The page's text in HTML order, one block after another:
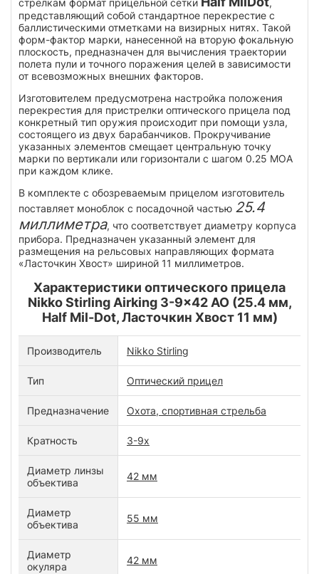
стрелкам формат прицельной сетки
,
представляющий собой стандартное перекрестие с
баллистическими отметками на визирных нитях. Такой
форм-фактор марки, нанесенной на вторую фокальную
плоскость, предназначен для вычисления траектории
полета пули и точного поражения целей в зависимости
от всевозможных внешних факторов.
Изготовителем предусмотрена настройка положения
перекрестия для пристрелки оптического прицела под
конкретный тип оружия происходит при помощи узла,
состоящего из двух барабанчиков. Прокручивание
указанных элементов смещает центральную точку
марки по вертикали или горизонтали с шагом 0.25 МОА
при каждом клике.
В комплекте с обозреваемым прицелом изготовитель
поставляет моноблок с посадочной частью 25.4
миллиметра, что соответствует диаметру корпуса
прибора. Предназначен указанный элемент для
размещения на рельсовых направляющих формата
«Ласточкин Хвост» шириной 11 миллиметров.
Характеристики оптического прицела
Nikko Stirling Airking 3-9x42 AO (25.4 мм,
Half Mil-Dot, Ласточкин Хвост 11 мм)
Производитель Nikko Stirling
Тип Оптический прицел
Предназначение Охота, спортивная стрельба
Кратность 3-9x
Диаметр линзы
объектива
42 мм
Диаметр
объектива
55 мм
Диаметр
окуляра
42 мм